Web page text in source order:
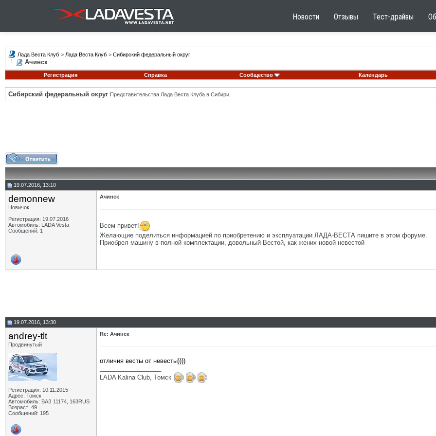
Новости Отзывы Тест-драйвы
Лада Веста Клуб > Лада Веста Клуб > Сибирский федеральный округ
Ачинск
Регистрация Справка Сообщество Календарь
Сибирский федеральный округ Представительства Лада Веста Клуба в Сибири.
19.07.2016, 13:10
demonnew
Новичок
Регистрация: 19.07.2016
Автомобиль: LADA Vesta
Сообщений: 1
Ачинск
Всем привет!
Желающие поделиться информацией по приобретению и эксплуатации ЛАДА-ВЕСТА пишите в этом форуме.
Приобрел машину в полной комплектации, довольный Вестой, как жених новой невестой
19.07.2016, 13:30
andrey-tlt
Продвинутый
Регистрация: 10.11.2015
Адрес: Томск
Автомобиль: ВАЗ 11174, 163RUS
Возраст: 49
Сообщений: 195
Re: Ачинск
отличия весты от невесты))))
LADA Kalina Club, Томск